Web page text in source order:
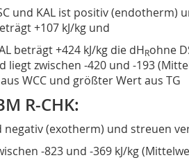
und KAL ist positiv (endotherm)
+107 kJ/kg und
beträgt +424 kJ/kg die dHRohne
liegt zwischen -420 und -193
WCC und größter Wert aus TG
R-CHK:
negativ (exotherm) und streuen
-823 und -369 kJ/kg